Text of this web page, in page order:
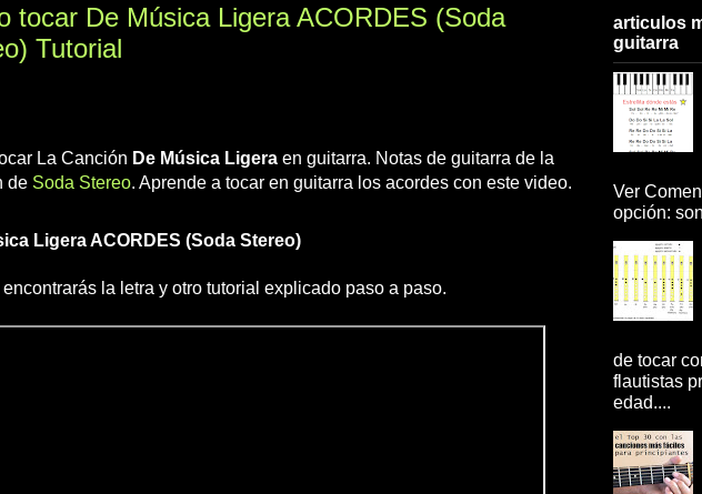
tocar De Música Ligera ACORDES (Soda
Tutorial
La Canción De Música Ligera en guitarra. Notas de guitarra de la
de Soda Stereo. Aprende a tocar en guitarra los acordes con este video.
Ligera ACORDES (Soda Stereo)
la letra y otro tutorial explicado paso a paso.
articulos
guitarra
Ver
opción:
de tocar
flautistas
edad....